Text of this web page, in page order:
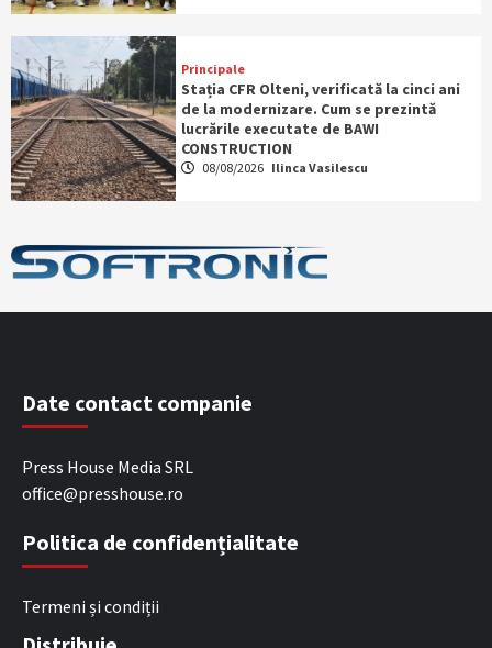
Principale
Stația CFR Olteni, verificată la cinci ani
de la modernizare. Cum se prezintă
lucrările executate de BAWI
CONSTRUCTION
08/08/2026 Ilinca Vasilescu
Date contact companie
Press House Media SRL
office@presshouse.ro
Politica de confidențialitate
Termeni și condiții